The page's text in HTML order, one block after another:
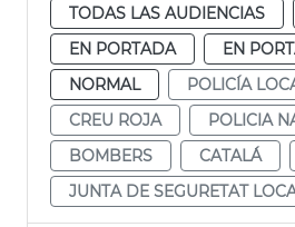
TODAS LAS AUDIENCIAS
EN PORTADA
EN
NORMAL
POLICÍA
CREU ROJA
POLICIA
BOMBERS
CATALÁ
JUNTA DE SEGURETAT